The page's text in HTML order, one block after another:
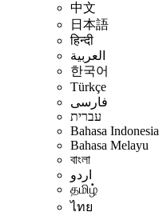
中文
日本語
हिन्दी
العربية
한국어
Türkçe
فارسی
עברית
Bahasa Indonesia
Bahasa Melayu
বাংলা
اردو
தமிழ்
ไทย